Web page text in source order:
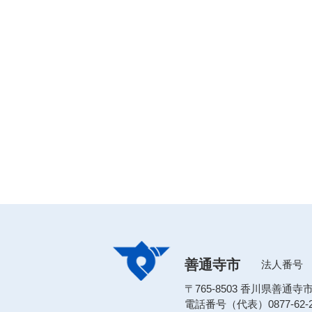
善通寺市 法人番号
〒765-8503 香川県善通寺
電話番号（代表）0877-62-